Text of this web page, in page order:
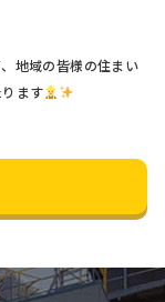
地域の皆様の住まい
ます